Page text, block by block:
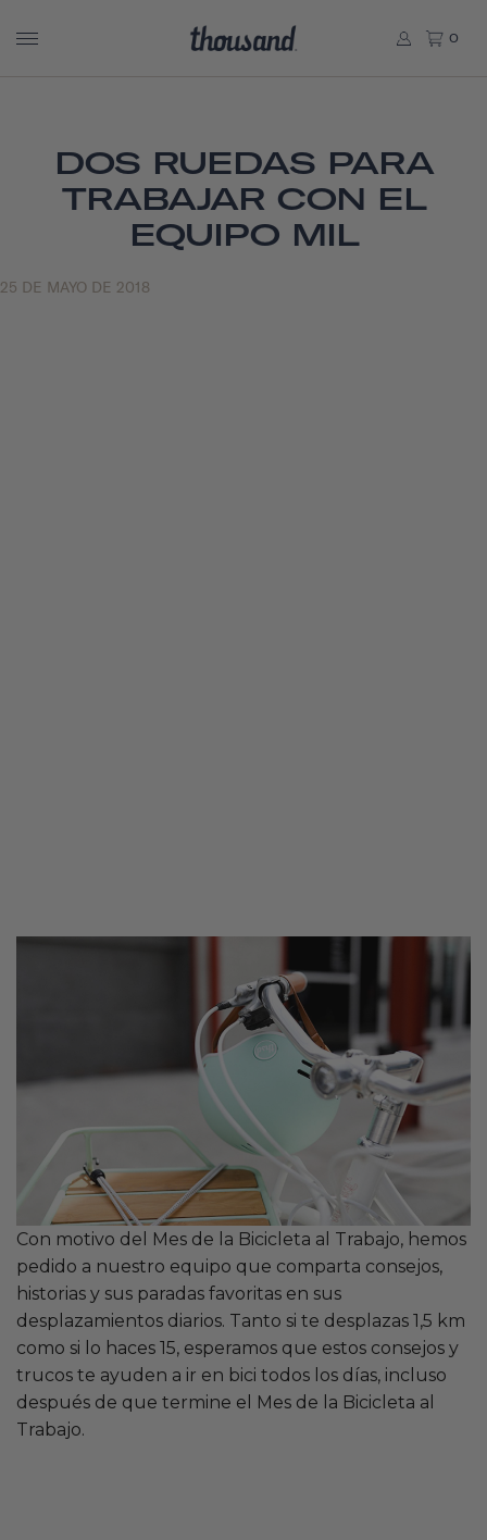
0
DOS RUEDAS PARA
TRABAJAR CON EL
EQUIPO MIL
25 DE MAYO DE 2018
Con motivo del Mes de la Bicicleta al Trabajo, hemos
pedido a nuestro equipo que comparta consejos,
historias y sus paradas favoritas en sus
desplazamientos diarios. Tanto si te desplazas 1,5 km
como si lo haces 15, esperamos que estos consejos y
trucos te ayuden a ir en bici todos los días, incluso
después de que termine el Mes de la Bicicleta al
Trabajo.